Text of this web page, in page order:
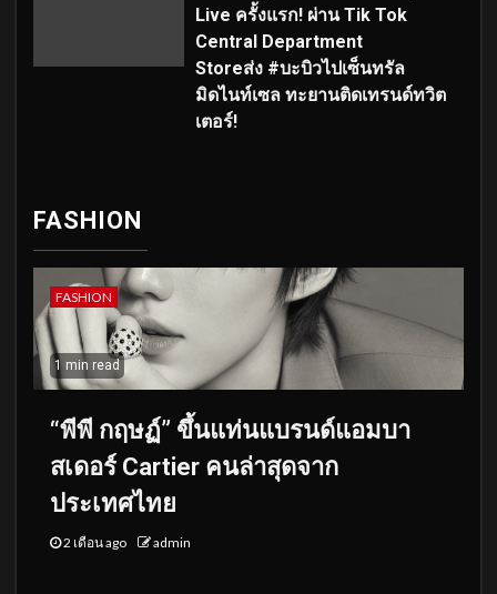
Live ครั้งแรก! ผ่าน Tik Tok
Central Department
Storeส่ง #บะบิวไปเซ็นทรัล
มิดไนท์เซล ทะยานติดเทรนด์ทวิต
เตอร์!
FASHION
FASHION
1 min read
“พีพี กฤษฏ์” ขึ้นแท่นแบรนด์แอมบา
สเดอร์ Cartier คนล่าสุดจาก
ประเทศไทย
2 เดือน ago admin